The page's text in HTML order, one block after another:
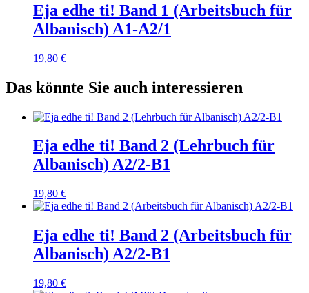
Eja edhe ti! Band 1 (Arbeitsbuch für
Albanisch) A1-A2/1
19,80 €
Das könnte Sie auch interessieren
Eja edhe ti! Band 2 (Lehrbuch für
Albanisch) A2/2-B1
19,80 €
Eja edhe ti! Band 2 (Arbeitsbuch für
Albanisch) A2/2-B1
19,80 €